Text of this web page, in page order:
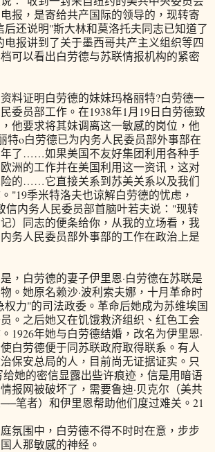
报，是寄给共产国际的领导的，现转寄
还说明"斯大林和莫洛托夫同志已知道了
电报讲到了关于墨西哥共产主义组织等四
可以看出白劳德与苏联情报机构的紧密
证明白劳德的妹妹玛格丽特?白劳德一
委员部工作。在1938年1月19日白劳德致
他要求将其妹调离这一敏感的岗位，他
特o白劳德已为内务人民委员部外事部在
了……如果美国不友好集团利用各种手
洲的工作并在美国利用这一资讯，这对
的……它直接关系到苏美关系以及我们
"19季米特洛夫也谅解白劳德的忧虑，
信内务人民委员部首脑叶若夫说："现转
）同志的便条给你，从我的立场看，我
务人民委员部外事部的工作在政治上是
白劳德的妻子伊里恩·白劳德在苏联是
。她原名赖沙·波利索夫娜，十月革命时
权力"的司法政委。革命后她成为苏维埃国
。之后她又在饥饿救济组织、红色工会
1926年她与白劳德结婚，改名为伊里恩·
白劳德便于同苏联政府取得联系。有人
保安总局的人，目前尚无证据证实。只
给她的密信显露出些许痕迹，信是用暗语
报网被破坏了，需要鲁迪·贝克尔（美共
笔者）和伊里恩帮助他们度过难关。21
围中，白劳德不得不时时在意，步步
人那敏感的神经。